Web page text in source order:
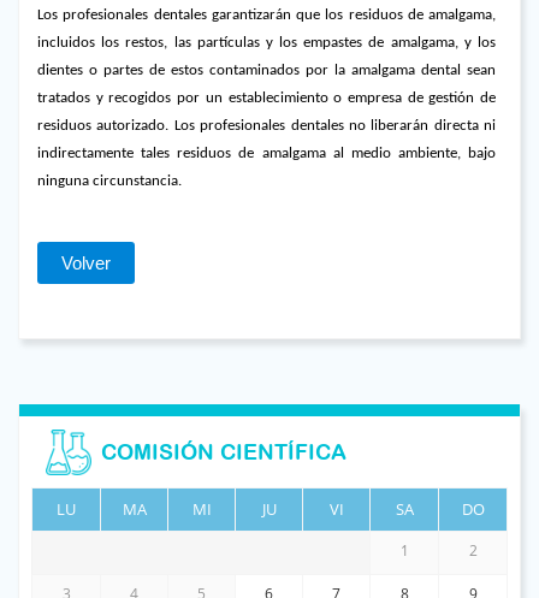
Los profesionales dentales garantizarán que los residuos de amalgama,
incluidos los restos, las partículas y los empastes de amalgama, y los
dientes o partes de estos contaminados por la amalgama dental sean
tratados y recogidos por un establecimiento o empresa de gestión de
residuos autorizado. Los profesionales dentales no liberarán directa ni
indirectamente tales residuos de amalgama al medio ambiente, bajo
ninguna circunstancia.
Volver
COMISIÓN CIENTÍFICA